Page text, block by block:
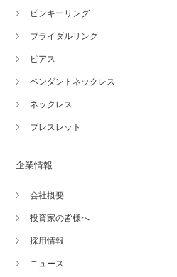
ピンキーリング
ブライダルリング
ピアス
ペンダントネックレス
ネックレス
ブレスレット
企業情報
会社概要
投資家の皆様へ
採用情報
ニュース